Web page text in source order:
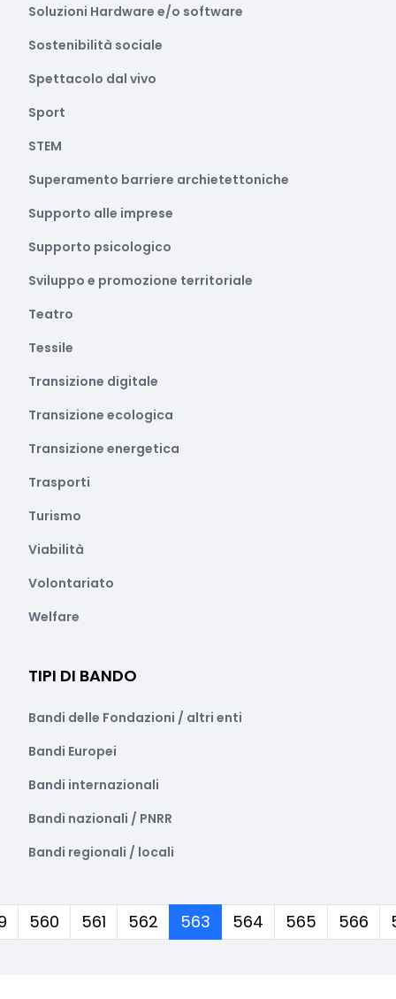
Soluzioni Hardware e/o software
Sostenibilità sociale
Spettacolo dal vivo
Sport
STEM
Superamento barriere archietettoniche
Supporto alle imprese
Supporto psicologico
Sviluppo e promozione territoriale
Teatro
Tessile
Transizione digitale
Transizione ecologica
Transizione energetica
Trasporti
Turismo
Viabilità
Volontariato
Welfare
TIPI DI BANDO
Bandi delle Fondazioni / altri enti
Bandi Europei
Bandi internazionali
Bandi nazionali / PNRR
Bandi regionali / locali
560 561 562 563 (corrente)
564 565 566